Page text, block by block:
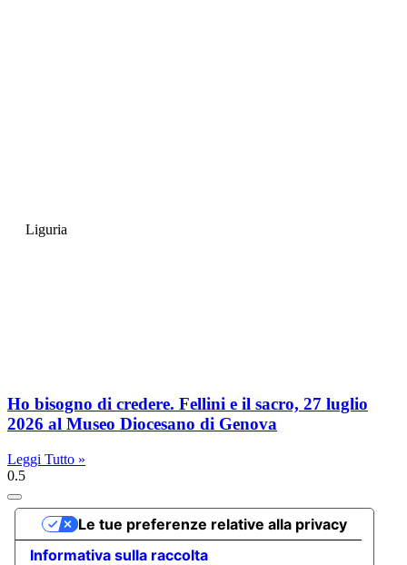
Liguria
Ho bisogno di credere. Fellini e il sacro, 27 luglio
2026 al Museo Diocesano di Genova
Leggi Tutto »
Informativa sulla raccolta
Le tue preferenze relative alla privacy